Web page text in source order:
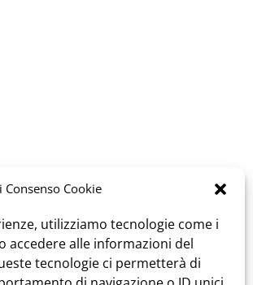
Consenso Cookie
utilizziamo tecnologie come i
accedere alle informazioni del
tecnologie ci permetterà di